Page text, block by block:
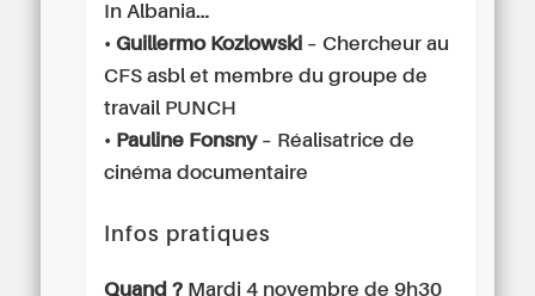
In Albania…
•Guillermo Kozlowski – Chercheur au
CFS asbl et membre du groupe de
travail PUNCH
• Pauline Fonsny– Réalisatrice de
cinéma documentaire
Infos pratiques
Quand ? Mardi 4 novembre de 9h30